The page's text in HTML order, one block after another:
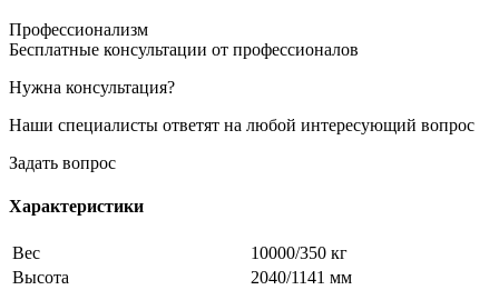
Профессионализм
Бесплатные консультации от профессионалов
Нужна консультация?
Наши специалисты ответят на любой интересующий вопрос
Задать вопрос
Характеристики
Вес
10000/350 кг
Высота
2040/1141 мм